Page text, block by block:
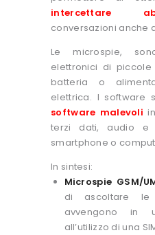
intercettare
conversazioni anche
Le microspie,
elettronici di
batteria o
elettrica. I software
software malevoli
terzi dati, audio e
smartphone o
In sintesi:
Microspie GSM/
di ascoltare le
avvengono in
all’utilizzo di una